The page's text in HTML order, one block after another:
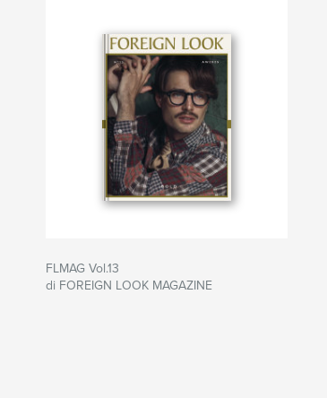
FLMAG Vol.13
di FOREIGN LOOK MAGAZINE